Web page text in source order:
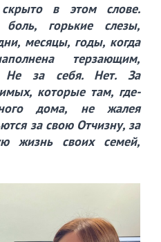
в этом слове.
горькие слезы,
месяцы, годы, когда
терзающим,
Не за себя. Нет. За
которые там, где-
дома, не жалея
за свою Отчизну, за
жизнь своих семей,